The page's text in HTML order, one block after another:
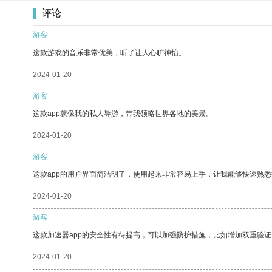
评论
游客
这款游戏的音乐非常优美，听了让人心旷神怡。
2024-01-20
游客
这款app就像我的私人导游，带我领略世界各地的美景。
2024-01-20
游客
这款app的用户界面简洁明了，使用起来非常容易上手，让我能够快速熟悉
2024-01-20
游客
这款加速器app的安全性有待提高，可以加强防护措施，比如增加双重验证
2024-01-20